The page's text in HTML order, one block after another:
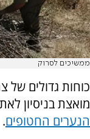
ממשיכים לסרוק
כוחות גדולים של
מואצת בניסיון
הנערים החטופים.